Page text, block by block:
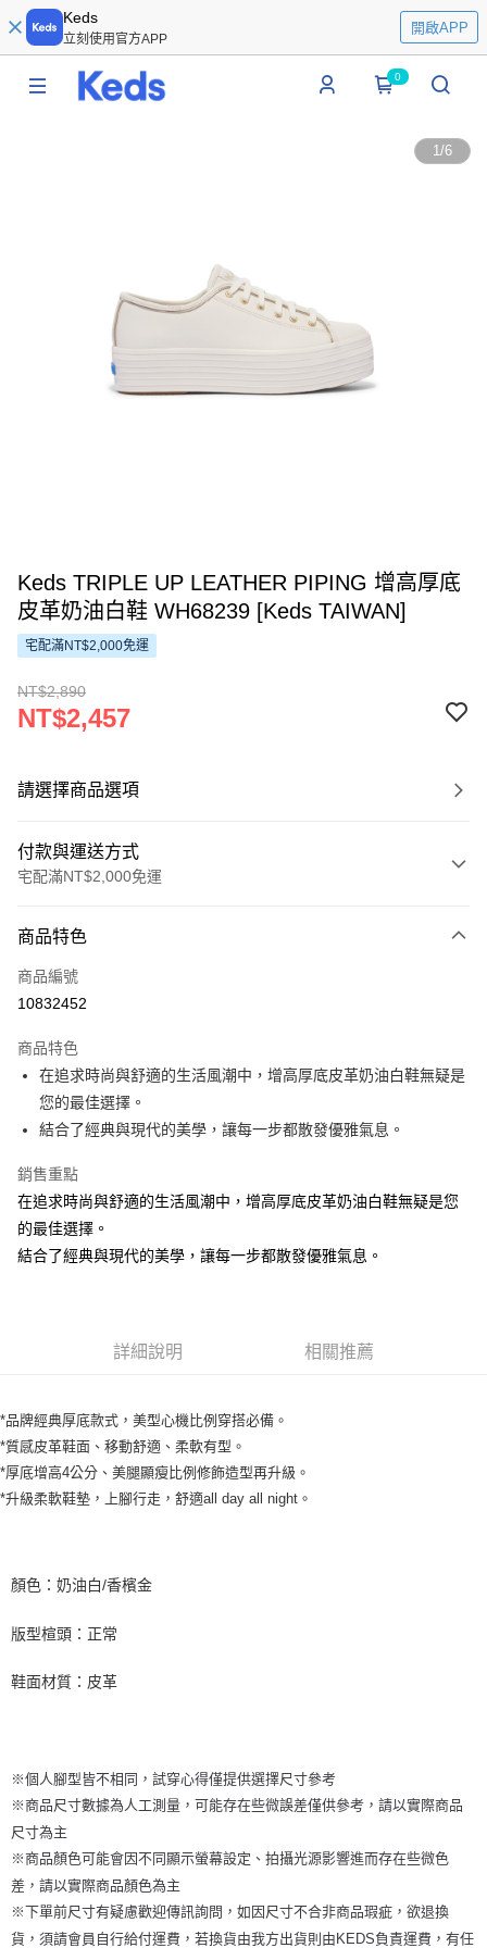
Keds
立刻使用官方APP
開啟APP
0
1/6
Keds TRIPLE UP LEATHER PIPING 增高厚底
皮革奶油白鞋 WH68239 [Keds TAIWAN]
宅配滿NT$2,000免運
NT$2,890
NT$2,457
請選擇商品選項
付款與運送方式
宅配滿NT$2,000免運
信用卡一次付款
信用卡分期付款
合作金庫商業銀行
華南商業銀行
彰化商業銀行
上海商業儲蓄銀行
國泰世華商業銀行
兆豐國際商業銀行
匯豐（台灣）商業銀行
聯邦商業銀行
遠東國際商業銀行
元大商業銀行
台新國際商業銀行
中國信託商業銀行
6 期 0 利率 每期
華南商業銀行
上海商業儲蓄銀行
台北富邦商業銀行
臺灣中小企業銀行
匯豐（台灣）商業銀行
華泰商業銀行
聯邦商業銀行
元大商業銀行
永豐商業銀行
Apple Pay
Google Pay
ATM付款
運送方式
宅配
商品特色
商品編號
10832452
商品特色
在追求時尚與舒適的生活風潮中，增高厚底皮革奶油白鞋無疑是
您的最佳選擇。
結合了經典與現代的美學，讓每一步都散發優雅氣息。
銷售重點
在追求時尚與舒適的生活風潮中，增高厚底皮革奶油白鞋無疑是您
的最佳選擇。
結合了經典與現代的美學，讓每一步都散發優雅氣息。
詳細說明 相關推薦
*品牌經典厚底款式，美型心機比例穿搭必備。
*質感皮革鞋面、移動舒適、柔軟有型。
*厚底增高4公分、美腿顯瘦比例修飾造型再升級。
*升級柔軟鞋墊，上腳行走，舒適all day all night。
顏色：奶油白/香檳金
版型楦頭：正常
鞋面材質：皮革
※個人腳型皆不相同，試穿心得僅提供選擇尺寸參考
※商品尺寸數據為人工測量，可能存在些微誤差僅供參考，請以實際商品
尺寸為主
※商品顏色可能會因不同顯示螢幕設定、拍攝光源影響進而存在些微色
差，請以實際商品顏色為主
※下單前尺寸有疑慮歡迎傳訊詢問，如因尺寸不合非商品瑕疵，欲退換
貨，須請會員自行給付運費，若換貨由我方出貨則由KEDS負責運費，有任